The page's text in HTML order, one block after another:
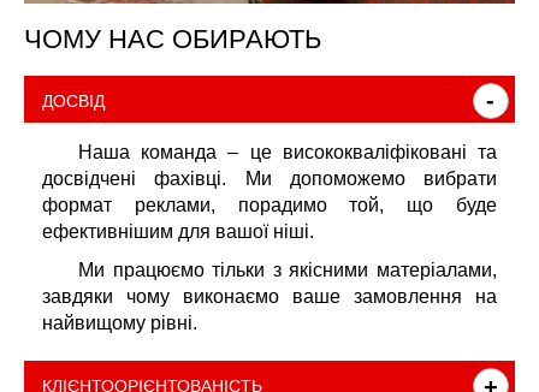
ЧОМУ НАС ОБИРАЮТЬ
ДОСВІД -
Наша команда – це висококваліфіковані та
досвідчені фахівці. Ми допоможемо вибрати
формат реклами, порадимо той, що буде
ефективнішим для вашої ніші.
Ми працюємо тільки з якісними матеріалами,
завдяки чому виконаємо ваше замовлення на
найвищому рівні.
КЛІЄНТООРІЄНТОВАНІСТЬ